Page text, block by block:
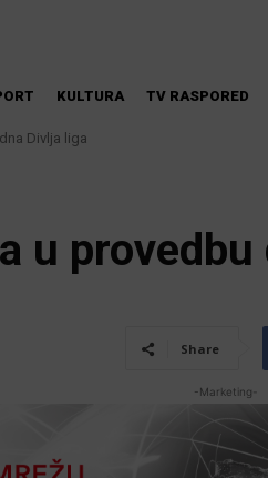
KULTURA TV RASPORED
Divlja liga
magije
u provedbu
Share
-Marketing-